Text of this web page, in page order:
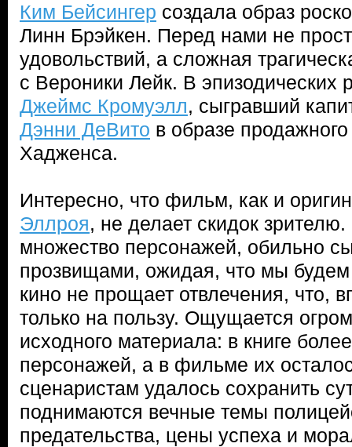
Ким Бейсингер создала образ
Линн Брэйкен. Перед нами не
удовольствий, а сложная
с Вероники Лейк. В эпизодических
Джеймс Кромуэлл, сыгравший
Дэнни ДеВито в образе
Хадженса.
Интересно, что фильм, как и
Эллроя, не делает скидок
множество персонажей, обильно
прозвищами, ожидая, что мы
кино не прощает отвлечения, что,
только на пользу. Ощущается
исходного материала: в книге
персонажей, а в фильме их
сценаристам удалось сохранить
поднимаются вечные темы
предательства, цены успеха и